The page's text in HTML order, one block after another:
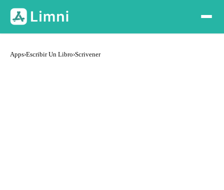
Apps›Escribir Un Libro›Scrivener